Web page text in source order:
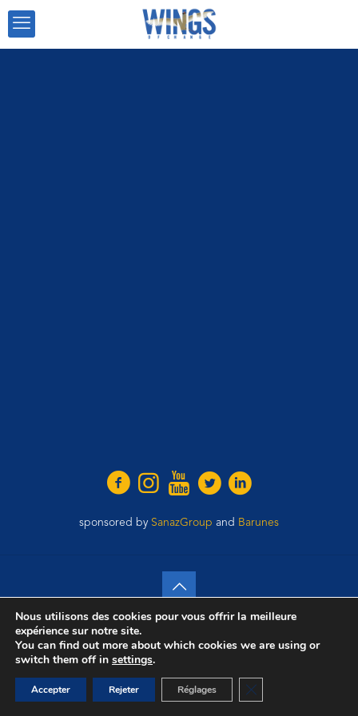
sponsored by SanazGroup and Barunes
2021 Wings of Change. Tous les droits sont réservés.
Accueil Contact Confidentialité
Mentions légales
Nous utilisons des cookies pour vous offrir la meilleure
expérience sur notre site.
You can find out more about which cookies we are using or
switch them off in settings.
Accepter Rejeter Réglages Fermer la bannière